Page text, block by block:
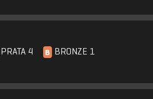
PRATA 4 B BRONZE 1